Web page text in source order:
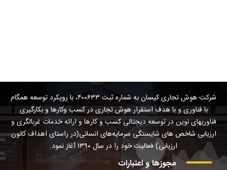
شرکت هوش تجاری کیسان به شماره ثبت ۴۰۰۶۳۳، با رویکرد توسعه همگام
با فناوری و با هدف استقرار هوش تجاری در کسب وکارها و بکارگیری
فناوریهای نوین در توسعه دیجتالی کسب و کارها و ارائه خدمات غربالگری و
ارزیابی شاخص های شایستگی سرمایه‌های انسانی(در راستای اهداف کانون
ارزیابی) فعالیت خود را در سال ۱۳۹۰ آغاز نمود.
مجوزها و اعتبارات